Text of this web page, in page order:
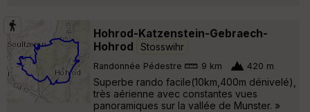
Hohrod-Katzenstein-Gebraech-
Hohrod
Stosswihr
Randonnée Pédestre 9 km 420 m
Superbe rando facile(10km,400m dénivelé),
très aérienne avec constantes vues
panoramiques sur la vallée de Munster. »